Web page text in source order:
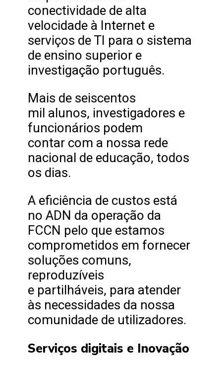
conectividade de alta
velocidade à Internet e
serviços de TI para o sistema
de ensino superior e
investigação português.
Mais de seiscentos
mil alunos, investigadores e
funcionários podem
contar com a nossa rede
nacional de educação, todos
os dias.
A eficiência de custos está
no ADN da operação da
FCCN pelo que estamos
comprometidos em fornecer
soluções comuns,
reproduzíveis
e partilháveis, para atender
às necessidades da nossa
comunidade de utilizadores.
Serviços digitais e Inovação